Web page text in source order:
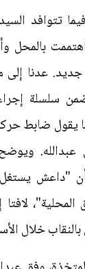
تتوافد
بالمحل
جديد. عدنا
سلسلة
يقول ضابط
عبدالله.
"داعش
خلال